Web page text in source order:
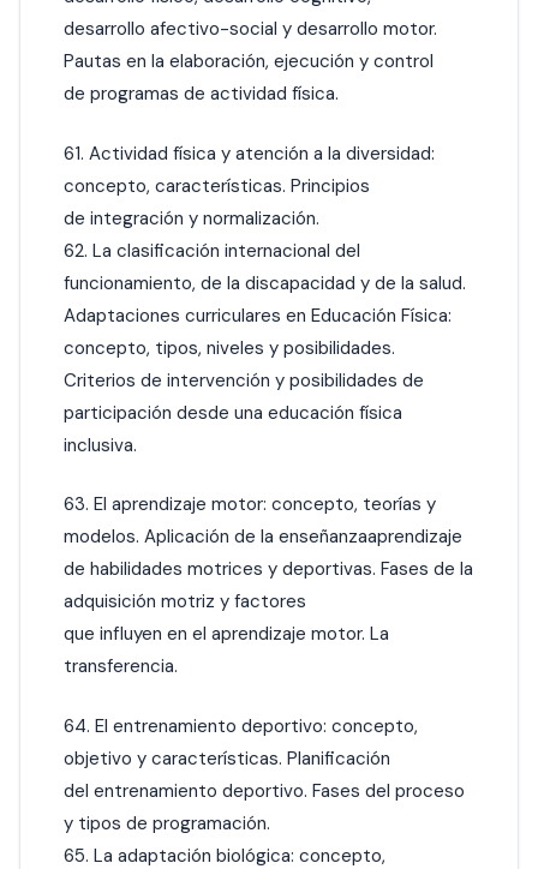
desarrollo afectivo-social y desarrollo motor.
Pautas en la elaboración, ejecución y control
de programas de actividad física.
61. Actividad física y atención a la diversidad:
concepto, características. Principios
de integración y normalización.
62. La clasificación internacional del
funcionamiento, de la discapacidad y de la salud.
Adaptaciones curriculares en Educación Física:
concepto, tipos, niveles y posibilidades.
Criterios de intervención y posibilidades de
participación desde una educación física
inclusiva.
63. El aprendizaje motor: concepto, teorías y
modelos. Aplicación de la enseñanzaaprendizaje
de habilidades motrices y deportivas. Fases de la
adquisición motriz y factores
que influyen en el aprendizaje motor. La
transferencia.
64. El entrenamiento deportivo: concepto,
objetivo y características. Planificación
del entrenamiento deportivo. Fases del proceso
y tipos de programación.
65. La adaptación biológica: concepto,